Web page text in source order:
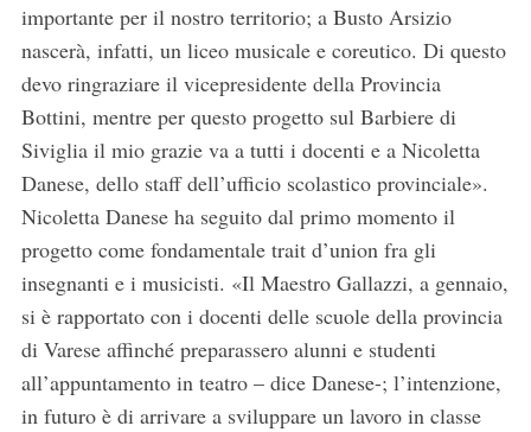
importante per il nostro territorio; a Busto Arsizio
nascerà, infatti, un liceo musicale e coreutico. Di questo
devo ringraziare il vicepresidente della Provincia
Bottini, mentre per questo progetto sul Barbiere di
Siviglia il mio grazie va a tutti i docenti e a Nicoletta
Danese, dello staff dell’ufficio scolastico provinciale».
Nicoletta Danese ha seguito dal primo momento il
progetto come fondamentale trait d’union fra gli
insegnanti e i musicisti. «Il Maestro Gallazzi, a gennaio,
si è rapportato con i docenti delle scuole della provincia
di Varese affinché preparassero alunni e studenti
all’appuntamento in teatro – dice Danese-; l’intenzione,
in futuro è di arrivare a sviluppare un lavoro in classe